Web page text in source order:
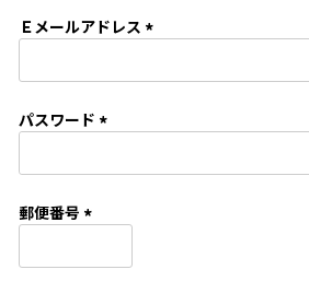
)
Ｅメールアドレス
必
パスワード
必
郵便番号
必